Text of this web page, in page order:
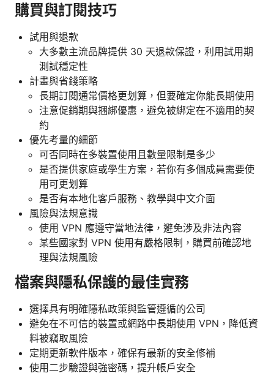
購買與訂閱技巧
試用與退款
大多數主流品牌提供 30 天退款保證，利用試用期
測試穩定性
計畫與省錢策略
長期訂閱通常價格更划算，但要確定你能長期使用
注意促銷期與捆綁優惠，避免被綁定在不適用的契
約
優先考量的細節
可否同時在多裝置使用且數量限制是多少
是否提供家庭或學生方案，若你有多個成員需要使
用可更划算
是否有本地化客戶服務、教學與中文介面
風險與法規意識
使用 VPN 應遵守當地法律，避免涉及非法內容
某些國家對 VPN 使用有嚴格限制，購買前確認地
理與法規風險
檔案與隱私保護的最佳實務
選擇具有明確隱私政策與監管遵循的公司
避免在不可信的裝置或網路中長期使用 VPN，降低資
料被竊取風險
定期更新軟件版本，確保有最新的安全修補
使用二步驗證與強密碼，提升帳戶安全